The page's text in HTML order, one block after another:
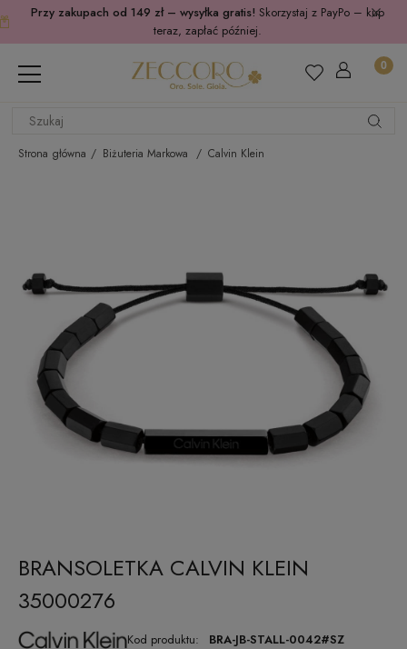
Przy zakupach od 149 zł – wysyłka gratis! Skorzystaj z PayPo – kup
teraz, zapłać później.
Strona główna Biżuteria Markowa Calvin Klein
BRANSOLETKA CALVIN KLEIN
35000276
Kod produktu: BRA-JB-STALL-0042#SZ